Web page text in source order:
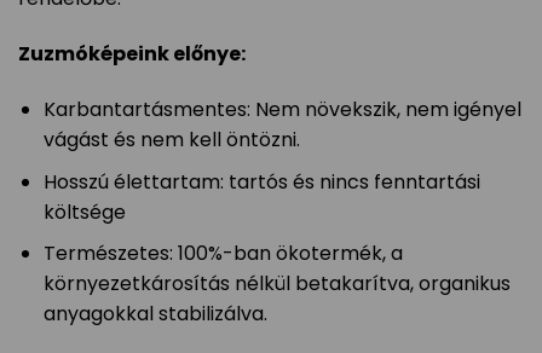
Zuzmóképeink előnye:
Karbantartásmentes: Nem növekszik, nem igényel
vágást és nem kell öntözni.
Hosszú élettartam: tartós és nincs fenntartási
költsége
Természetes: 100%-ban ökotermék, a
környezetkárosítás nélkül betakarítva, organikus
anyagokkal stabilizálva.